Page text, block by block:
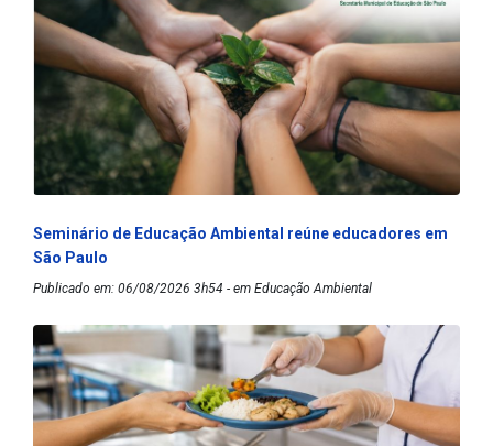
Seminário de Educação Ambiental reúne educadores em
São Paulo
Publicado em: 06/08/2026 3h54 - em Educação Ambiental